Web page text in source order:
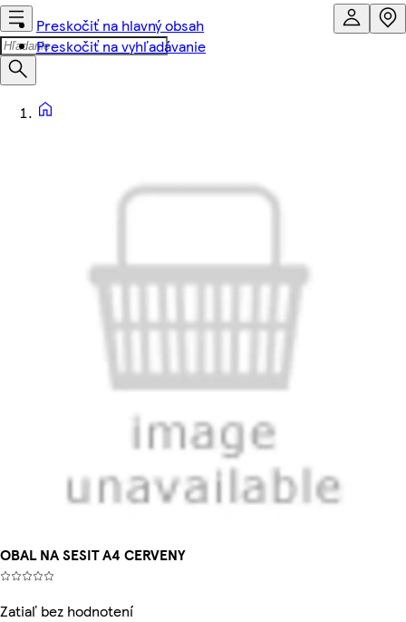
Preskočiť na hlavný obsah
Preskočiť na vyhľadávanie
OBAL NA SESIT A4 CERVENY
Zatiaľ bez hodnotení